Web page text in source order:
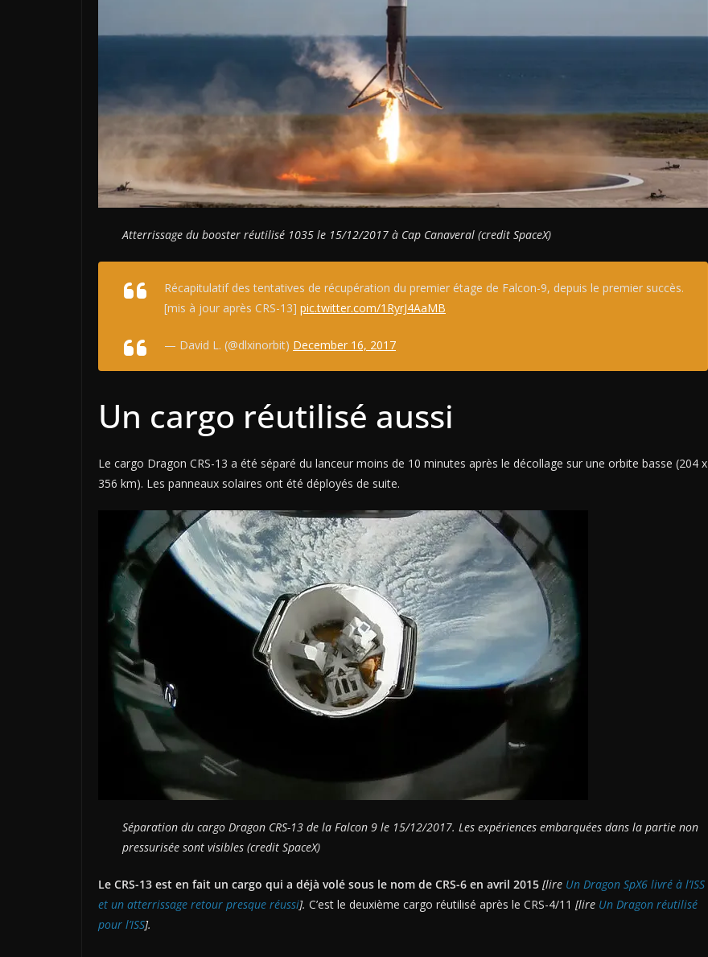
Atterrissage du booster réutilisé 1035 le 15/12/2017 à Cap Canaveral (credit SpaceX)
Récapitulatif des tentatives de récupération du premier étage de Falcon-9, depuis le premier succès.
[mis à jour après CRS-13] pic.twitter.com/1RyrJ4AaMB
— David L. (@dlxinorbit) December 16, 2017
Un cargo réutilisé aussi
Le cargo Dragon CRS-13 a été séparé du lanceur moins de 10 minutes après le décollage sur une orbite basse (204 x
356 km). Les panneaux solaires ont été déployés de suite.
Séparation du cargo Dragon CRS-13 de la Falcon 9 le 15/12/2017. Les expériences embarquées dans la partie non
pressurisée sont visibles (credit SpaceX)
Le CRS-13 est en fait un cargo qui a déjà volé sous le nom de CRS-6 en avril 2015 [lire Un Dragon SpX6 livré à l’ISS
et un atterrissage retour presque réussi]. C’est le deuxième cargo réutilisé après le CRS-4/11 [lire Un Dragon réutilisé
pour l’ISS].